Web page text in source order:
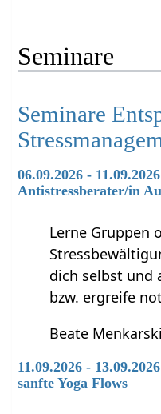
Seminare
Seminare
06.09.2026 -
Antistressberater/in
Lerne Gruppen
dich selbst und
bzw. ergreife
Beate Menkarski
11.09.2026 -
sanfte Yoga Flows